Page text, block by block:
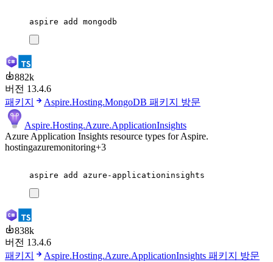
aspire add mongodb
882k
버전 13.4.6
패키지
Aspire.Hosting.MongoDB 패키지 방문
Aspire.Hosting.Azure.ApplicationInsights
Azure Application Insights resource types for Aspire.
hostingazuremonitoring+3
aspire add azure-applicationinsights
838k
버전 13.4.6
패키지
Aspire.Hosting.Azure.ApplicationInsights 패키지 방문